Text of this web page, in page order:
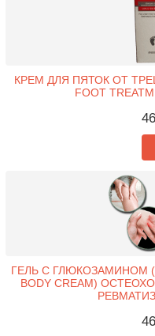
КРЕМ ДЛЯ ПЯТОК ОТ
FOOT
ГЕЛЬ С ГЛЮКОЗАМИНОМ
BODY CREAM)